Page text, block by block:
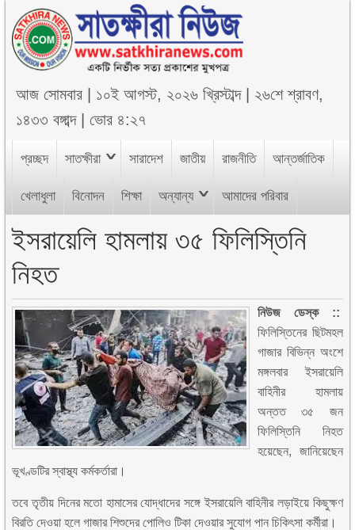
আজসোমবার ১০ই আগস্ট, ২০২৬ খ্রিস্টাব্দ| ২৬শে শ্রাবণ,
১৪৩৩ বঙ্গাব্দ|ভোর ৪:২৭
প্রচ্ছদ সাতক্ষীরা সারাদেশ জাতীয় রাজনীতি আন্তর্জাতিক
খেলাধুলা বিনোদন শিক্ষা অন্যান্য আমাদের পরিবার
ইসরায়েলি হামলায় ৩৫ ফিলিস্তিনি
নিহত
নিউজ ডেস্ক ::
ফিলিস্তিনের ছিটমহল
গাজার বিভিন্ন অংশে
মঙ্গলবার ইসরায়েলি
বাহিনীর হামলায়
অন্তত ৩৫ জন
ফিলিস্তিনি নিহত
হয়েছেন, জানিয়েছেন
ভূখণ্ডটির স্বাস্থ্য কর্মকর্তারা।
তবে তৃতীয় দিনের মতো হামাসের যোদ্ধাদের সঙ্গে ইসরায়েলি বাহিনীর লড়াইয়ে কিছুক্ষণ
বিরতি দেওয়া হলে গাজার শিশুদের পোলিও টিকা দেওয়ার সুযোগ পান চিকিৎসা কর্মীরা।